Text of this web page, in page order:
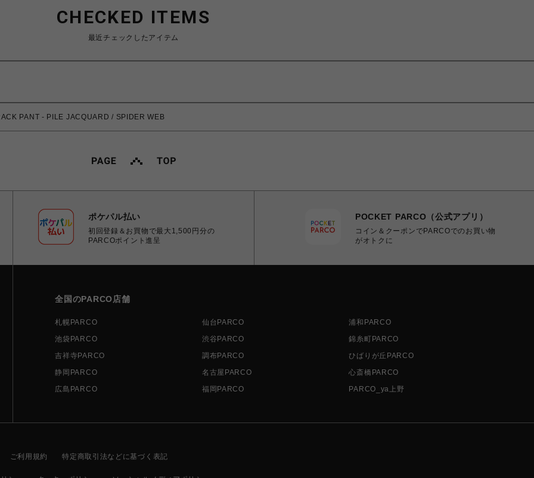
CHECKED ITEMS
最近チェックしたアイテム
PANT - PILE JACQUARD / SPIDER WEB
ポケパル払い
初回登録＆お買物で最大1,500円分の
PARCOポイント進呈
POCKET PARCO（公式アプリ）
コイン＆クーポンでPARCOでのお買い物
がオトクに
全国のPARCO店舗
札幌PARCO 仙台PARCO
浦和PARCO
池袋PARCO
渋谷PARCO
錦糸町PARCO
吉祥寺PARCO
調布PARCO
ひばりが丘PARCO
静岡PARCO
名古屋PARCO
心斎橋PARCO
広島PARCO
福岡PARCO PARCO_ya上野
ご利用規約 特定商取引法などに基づく表記